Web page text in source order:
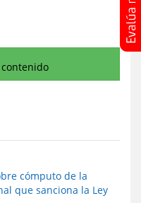
cómputo de la
que sanciona la Ley